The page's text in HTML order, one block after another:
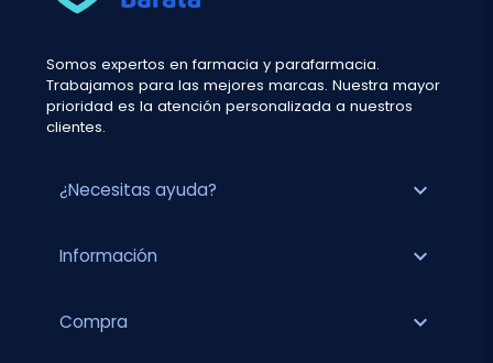
Somos expertos en farmacia y parafarmacia.
Trabajamos para las mejores marcas. Nuestra mayor
prioridad es la atención personalizada a nuestros
clientes.
¿Necesitas ayuda? expand_more
Información expand_more
Compra expand_more